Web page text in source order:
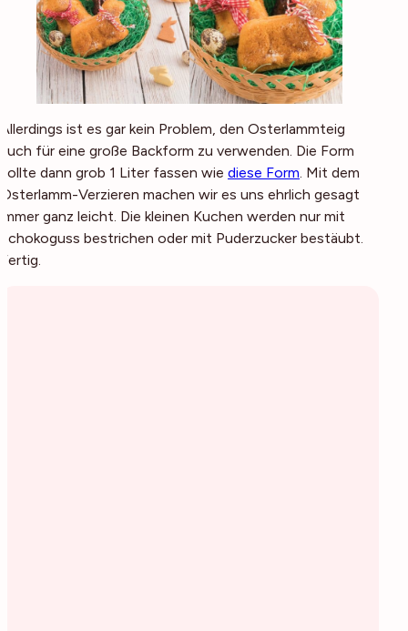
Allerdings ist es gar kein Problem, den Osterlammteig
auch für eine große Backform zu verwenden. Die Form
sollte dann grob 1 Liter fassen wie diese Form. Mit dem
Osterlamm-Verzieren machen wir es uns ehrlich gesagt
immer ganz leicht. Die kleinen Kuchen werden nur mit
Schokoguss bestrichen oder mit Puderzucker bestäubt.
Fertig.